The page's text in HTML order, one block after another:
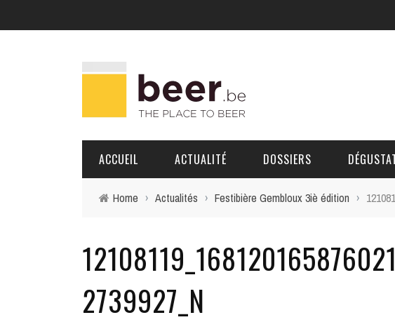
ACCUEIL ACTUALITÉ DOSSIERS
PORTRAITS
Home › Actualités › Festibière Gembloux 3iè édition ›
2739927_N